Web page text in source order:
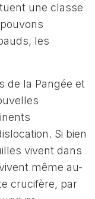
une classe
les
de la Pangée et
Si bien
vivent dans
même au-
crucifère, par